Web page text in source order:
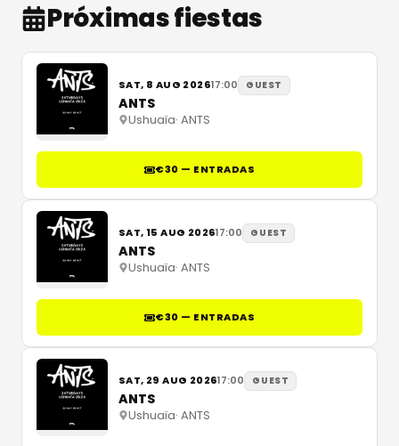
Próximas fiestas
SAT, 8 AUG 202617:00 GUEST
ANTS
Ushuaïa· ANTS
€30 — ENTRADAS
SAT, 15 AUG 202617:00 GUEST
ANTS
Ushuaïa· ANTS
€30 — ENTRADAS
SAT, 29 AUG 202617:00 GUEST
ANTS
Ushuaïa· ANTS